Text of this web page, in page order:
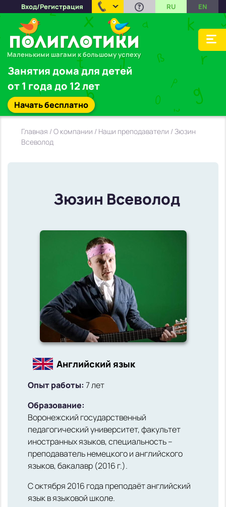
EN
RU
Вход/Регистрация
Маленькими шагами к большому успеху
Занятия дома для детей
от 1 года до 12 лет
Начать бесплатно
Главная /О компании / Наши преподаватели / Зюзин
Всеволод
Зюзин Всеволод
Английский язык
Опыт работы: 7 лет
Образование:
Воронежский государственный
педагогический университет, факультет
иностранных языков, специальность –
преподаватель немецкого и английского
языков, бакалавр (2016 г.).
С октября 2016 года преподаёт английский
язык в языковой школе.